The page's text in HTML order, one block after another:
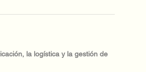
la logística y la gestión de